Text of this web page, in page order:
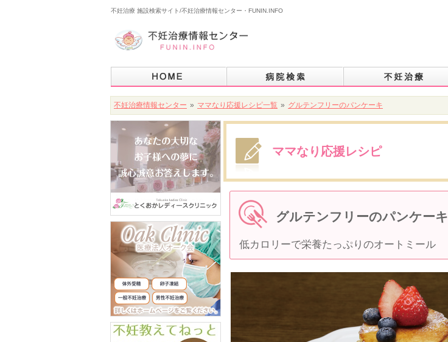
不妊治療 施設検索サイト/不妊治療情報センター・FUNIN.INFO
不妊治療情報センター » ママなり応援レシピ一覧 » グルテンフリーのパンケーキ
ママなり応援レシピ
グルテンフリーのパンケーキ
低カロリーで栄養たっぷりのオートミール